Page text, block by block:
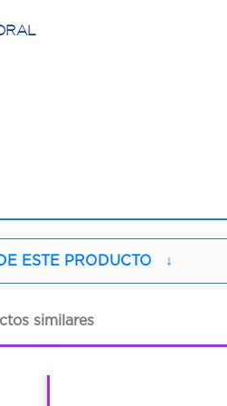
ESTE PRODUCTO ↓
similares